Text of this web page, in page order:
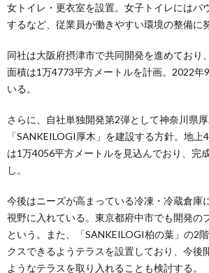
女トイレ・更衣室を設置。女子トイレにはパ
するなど、従業員が働きやすい環境の整備に
同社は大阪府摂津市で共同開発を進めており
面積は1万4773平方メートルを計画。2022年
いる。
さらに、自社単独開発第2弾として神奈川県
「SANKEILOGI厚木」を建設する方針。地
は1万4056平方メートルを見込んでおり、完
し。
今後はニーズが高まっている冷凍・冷蔵倉庫
視野に入れている。東京都府中市でも開発の
という。また、「SANKEILOGI柏の葉」の2
クスできるようテラスを設置しており、今後
ようなテラスを取り入れることも検討する。